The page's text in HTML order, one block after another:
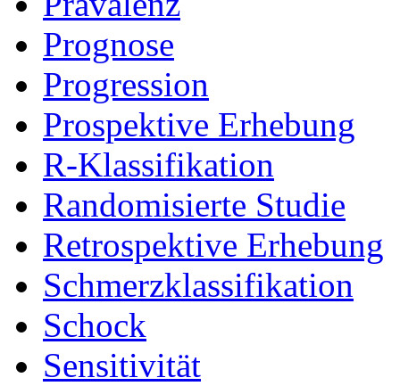
Prognose
Progression
Prospektive Erhebung
R-Klassifikation
Randomisierte Studie
Retrospektive Erhebung
Schmerzklassifikation
Schock
Sensitivität